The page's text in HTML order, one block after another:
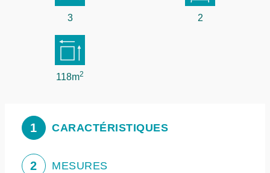
3 2
118m2
1 CARACTÉRISTIQUES
2 MESURES